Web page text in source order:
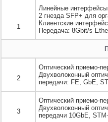
1
Линейные
2 гнезда SFP+ для
Клиентские
Передача: 8Gbit/s
2
Оптический приемо-
Двухволоконный
передачи: FE, GbE,
3
Оптический приемо-
Двухволоконный
передачи 10GbE,